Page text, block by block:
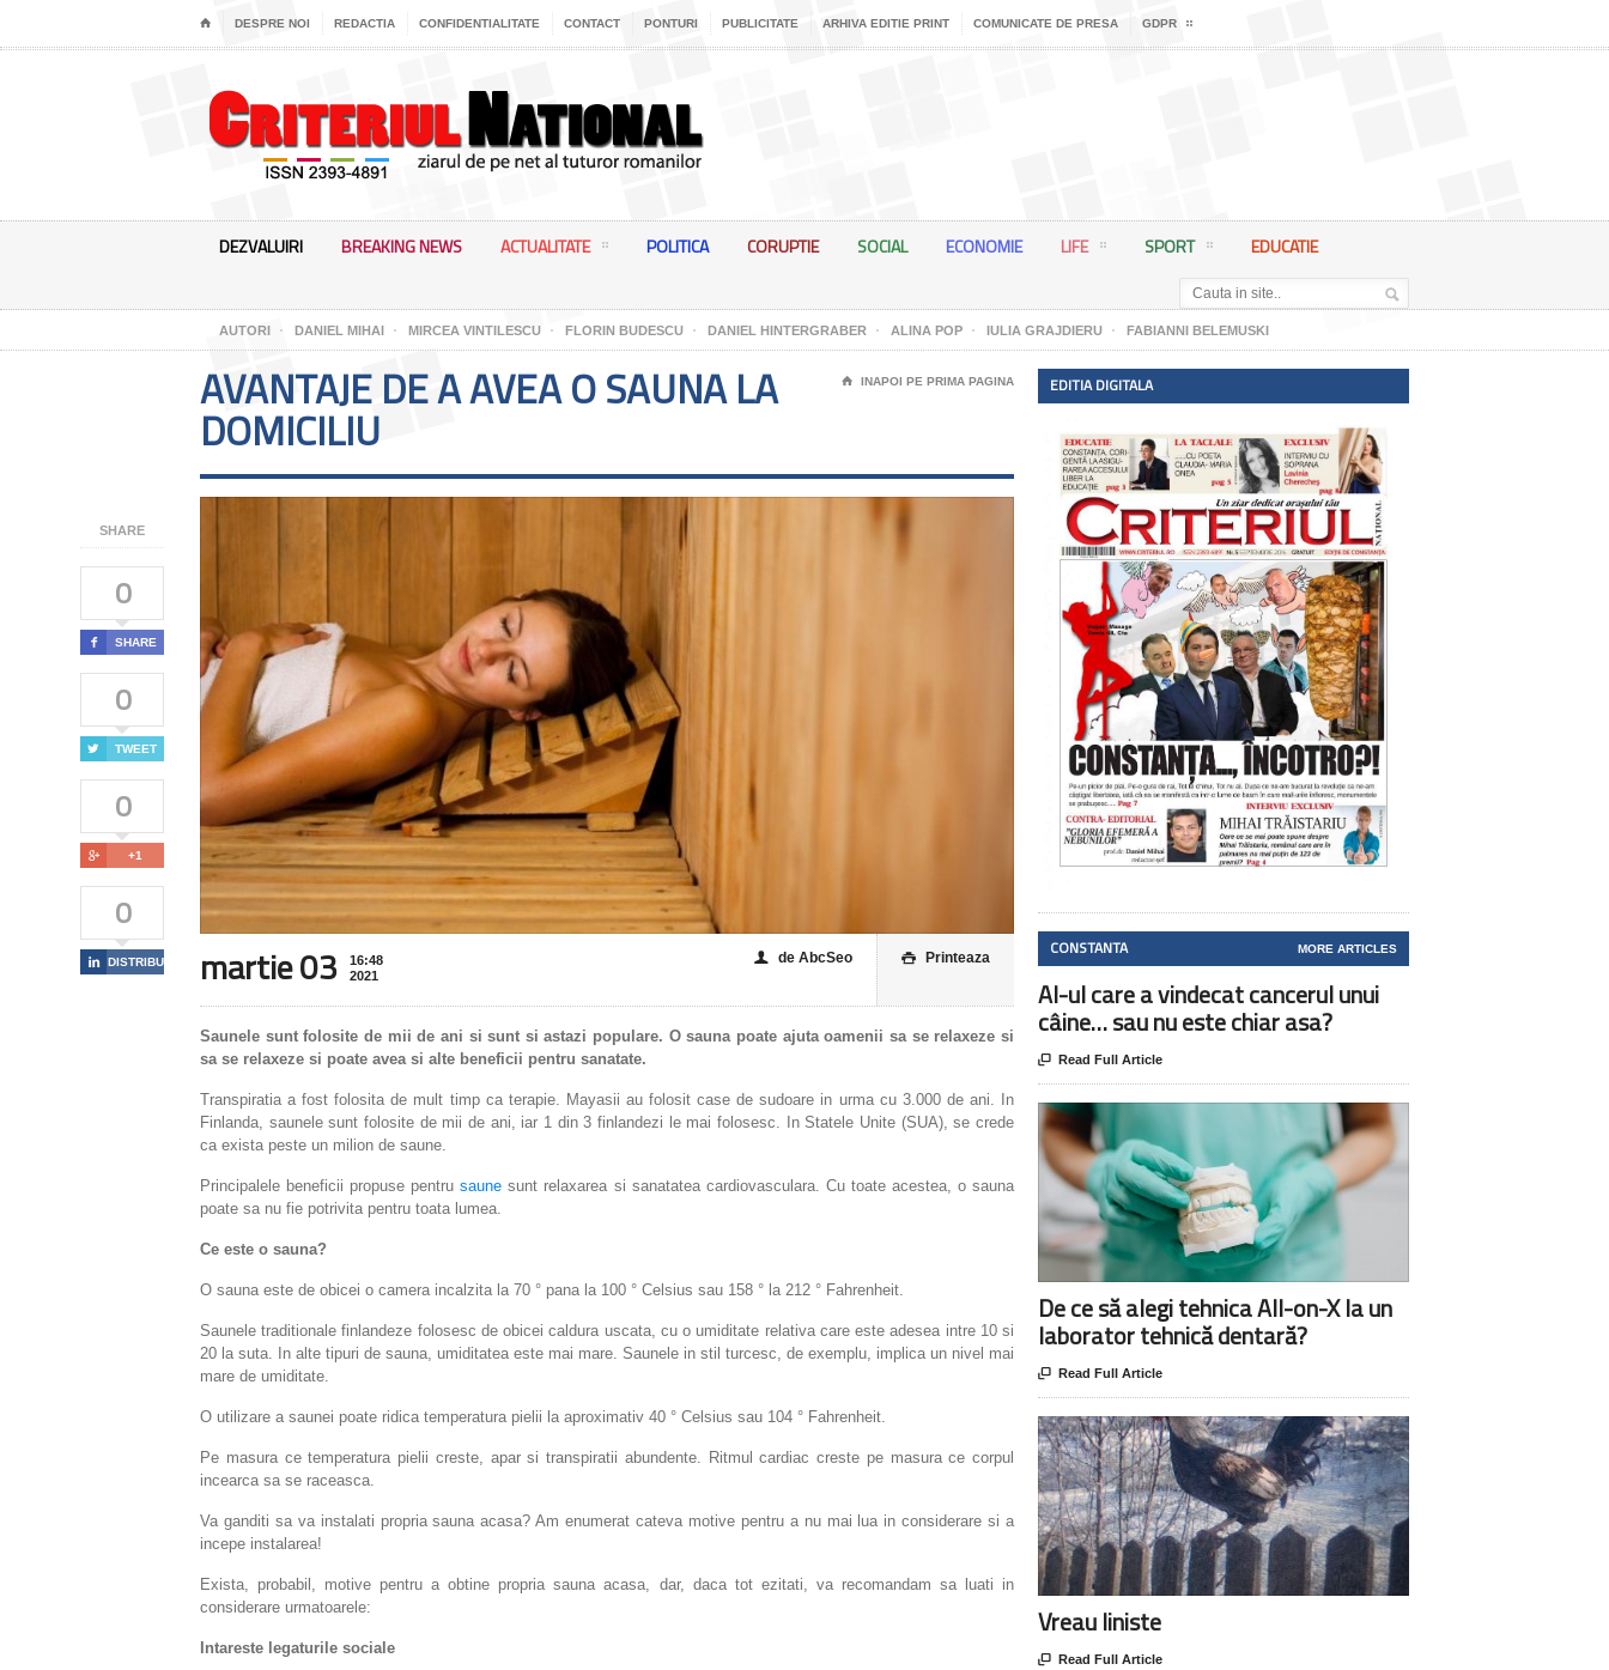
⌂ DESPRE NOI REDACTIA CONFIDENTIALITATE CONTACT PONTURI PUBLICITATE ARHIVA EDITIE PRINT COMUNICATE DE PRESA GDPR
DEZVALUIRI BREAKING NEWS ACTUALITATE POLITICA CORUPTIE SOCIAL ECONOMIE LIFE SPORT EDUCATIE
AUTORI DANIEL MIHAI MIRCEA VINTILESCU FLORIN BUDESCU DANIEL HINTERGRABER ALINA POP IULIA GRAJDIERU FABIANNI BELEMUSKI
SHARE
0
 SHARE
0
 TWEET
0
 +1
0
 DISTRIBUIE
AVANTAJE DE A AVEA O SAUNA LA
DOMICILIU
⌂ INAPOI PE PRIMA PAGINA
martie 03
16:48
2021
 Printeaza
👤 de AbcSeo
Saunele sunt folosite de mii de ani si sunt si astazi populare. O sauna poate ajuta oamenii sa se relaxeze si
sa se relaxeze si poate avea si alte beneficii pentru sanatate.
Transpiratia a fost folosita de mult timp ca terapie. Mayasii au folosit case de sudoare in urma cu 3.000 de ani. In
Finlanda, saunele sunt folosite de mii de ani, iar 1 din 3 finlandezi le mai folosesc. In Statele Unite (SUA), se crede
ca exista peste un milion de saune.
Principalele beneficii propuse pentrusaunesunt relaxarea si sanatatea cardiovasculara. Cu toate acestea, o sauna
poate sa nu fie potrivita pentru toata lumea.
Ce este o sauna?
O sauna este de obicei o camera incalzita la 70 ° pana la 100 ° Celsius sau 158 ° la 212 ° Fahrenheit.
Saunele traditionale finlandeze folosesc de obicei caldura uscata, cu o umiditate relativa care este adesea intre 10 si
20 la suta. In alte tipuri de sauna, umiditatea este mai mare. Saunele in stil turcesc, de exemplu, implica un nivel mai
mare de umiditate.
O utilizare a saunei poate ridica temperatura pielii la aproximativ 40 ° Celsius sau 104 ° Fahrenheit.
Pe masura ce temperatura pielii creste, apar si transpiratii abundente. Ritmul cardiac creste pe masura ce corpul
incearca sa se raceasca.
Va ganditi sa va instalati propria sauna acasa? Am enumerat cateva motive pentru a nu mai lua in considerare si a
incepe instalarea!
Exista, probabil, motive pentru a obtine propria sauna acasa, dar, daca tot ezitati, va recomandam sa luati in
considerare urmatoarele:
Intareste legaturile sociale
EDITIA DIGITALA
CONSTANTA MORE ARTICLES
AI-ul care a vindecat cancerul unui
câine… sau nu este chiar asa?
 Read Full Article
De ce să alegi tehnica All-on-X la un
laborator tehnică dentară?
 Read Full Article
Vreau liniste
 Read Full Article